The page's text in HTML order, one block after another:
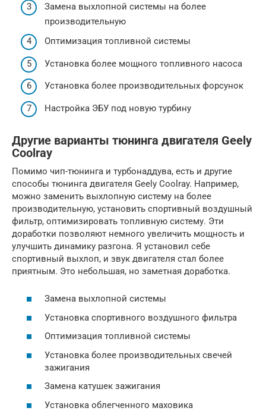
Замена выхлопной системы на более
производительную
Оптимизация топливной системы
Установка более мощного топливного насоса
Установка более производительных форсунок
Настройка ЭБУ под новую турбину
Другие варианты тюнинга двигателя Geely
Coolray
Помимо чип-тюнинга и турбонаддува, есть и другие
способы тюнинга двигателя Geely Coolray. Например,
можно заменить выхлопную систему на более
производительную, установить спортивный воздушный
фильтр, оптимизировать топливную систему. Эти
доработки позволяют немного увеличить мощность и
улучшить динамику разгона. Я установил себе
спортивный выхлоп, и звук двигателя стал более
приятным. Это небольшая, но заметная доработка.
Замена выхлопной системы
Установка спортивного воздушного фильтра
Оптимизация топливной системы
Установка более производительных свечей
зажигания
Замена катушек зажигания
Установка облегченного маховика